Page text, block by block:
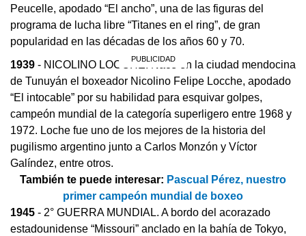
Peucelle, apodado “El ancho”, una de las figuras del
programa de lucha libre “Titanes en el ring”, de gran
popularidad en las décadas de los años 60 y 70.
1939 - NICOLINO LOCCHE. Nace en la ciudad mendocina
de Tunuyán el boxeador Nicolino Felipe Locche, apodado
“El intocable” por su habilidad para esquivar golpes,
campeón mundial de la categoría superligero entre 1968 y
1972. Loche fue uno de los mejores de la historia del
pugilismo argentino junto a Carlos Monzón y Víctor
Galíndez, entre otros.
También te puede interesar: Pascual Pérez, nuestro
primer campeón mundial de boxeo
1945 - 2° GUERRA MUNDIAL. A bordo del acorazado
estadounidense “Missouri” anclado en la bahía de Tokyo,